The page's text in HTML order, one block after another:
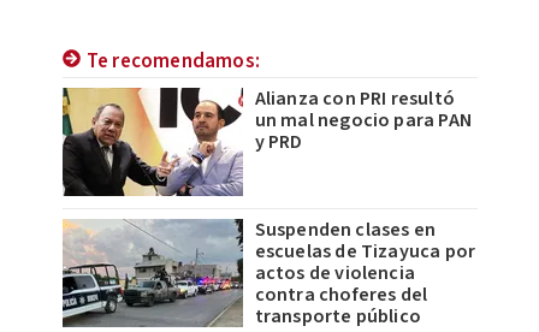
Te recomendamos:
Alianza con PRI resultó
un mal negocio para PAN
y PRD
Suspenden clases en
escuelas de Tizayuca por
actos de violencia
contra choferes del
transporte público